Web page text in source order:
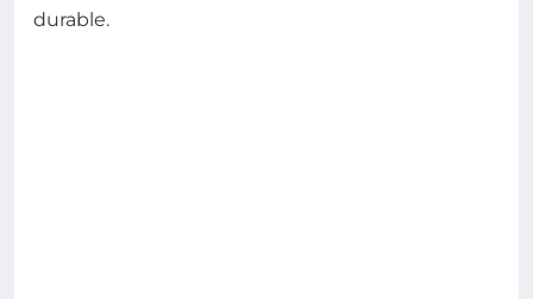
durable.